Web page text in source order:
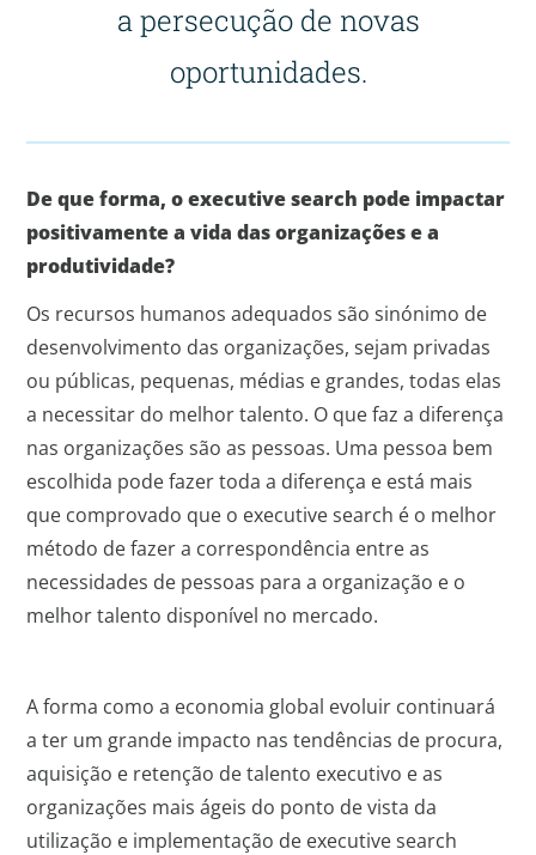
a persecução de novas
oportunidades.
De que forma, o executive search pode impactar
positivamente a vida das organizações e a
produtividade?
Os recursos humanos adequados são sinónimo de
desenvolvimento das organizações, sejam privadas
ou públicas, pequenas, médias e grandes, todas elas
a necessitar do melhor talento. O que faz a diferença
nas organizações são as pessoas. Uma pessoa bem
escolhida pode fazer toda a diferença e está mais
que comprovado que o executive search é o melhor
método de fazer a correspondência entre as
necessidades de pessoas para a organização e o
melhor talento disponível no mercado.
A forma como a economia global evoluir continuará
a ter um grande impacto nas tendências de procura,
aquisição e retenção de talento executivo e as
organizações mais ágeis do ponto de vista da
utilização e implementação de executive search